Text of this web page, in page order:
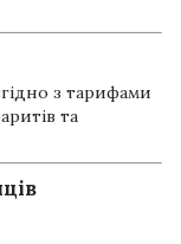
з тарифами
та